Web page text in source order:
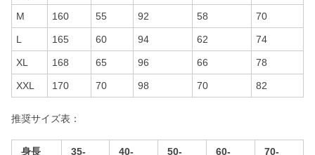
M 160 55 92 58 70
L 165 60 94 62 74
XL 168 65 96 66 78
XXL 170 70 98 70 82
推奨サイズ表：
身長
35-
40-
50-
60-
70-